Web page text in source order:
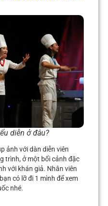
diễn ở đâu?
ảnh với dàn diễn viên
trình, ở một bối cảnh đặc
với khán giả. Nhân viên
có lỡ đi 1 mình để xem
nhé.